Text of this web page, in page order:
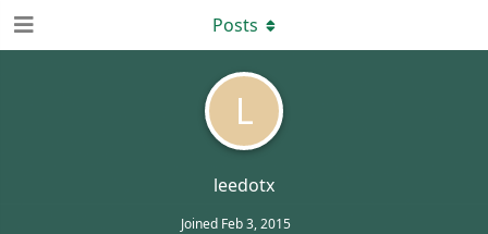
L
leedotx
Joined Feb 3, 2015
Posts